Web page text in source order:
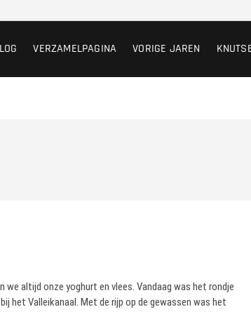
VERZAMELPAGINA VORIGE JAREN
we altijd onze yoghurt en vlees. Vandaag was het rondje
het Valleikanaal. Met de rijp op de gewassen was het